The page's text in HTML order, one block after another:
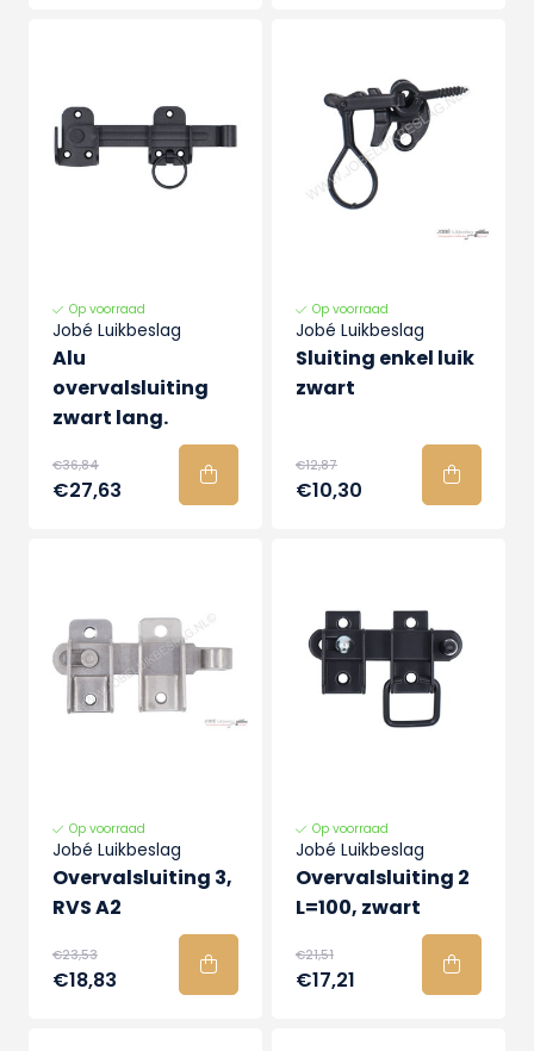
Op voorraad
Jobé Luikbeslag
Alu
overvalsluiting
zwart lang.
€36,84
€27,63
Op voorraad
Jobé Luikbeslag
Sluiting enkel luik
zwart
€12,87
€10,30
Op voorraad
Jobé Luikbeslag
Overvalsluiting 3,
RVS A2
€23,53
€18,83
Op voorraad
Jobé Luikbeslag
Overvalsluiting 2
L=100, zwart
€21,51
€17,21